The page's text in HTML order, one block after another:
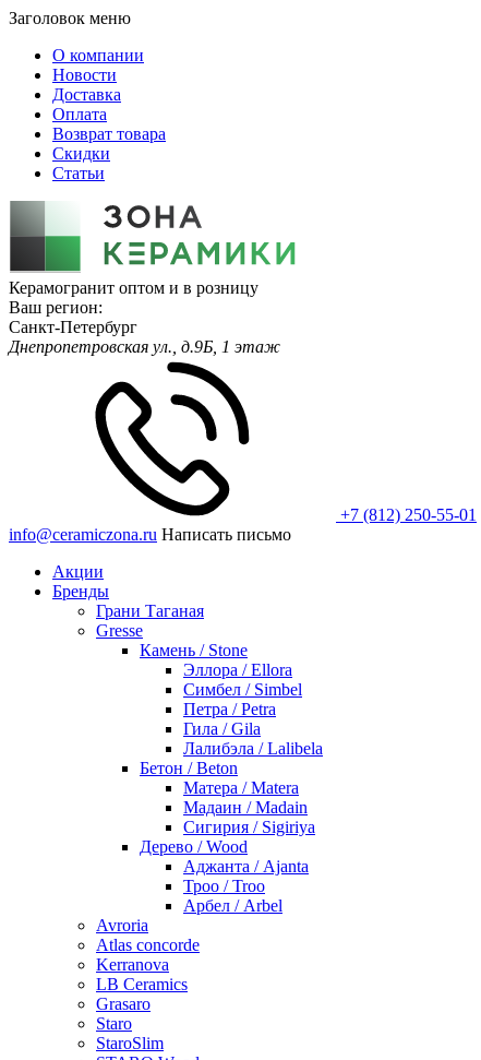
Заголовок меню
О компании
Новости
Доставка
Оплата
Возврат товара
Скидки
Статьи
Керамогранит оптом и в розницу
Ваш регион:
Санкт-Петербург
Днепропетровская ул., д.9Б, 1 этаж
+7 (812) 250-55-01
info@ceramiczona.ru Написать письмо
Акции
Бренды
Грани Таганая
Gresse
Камень / Stone
Эллора / Ellora
Симбел / Simbel
Петра / Petra
Гила / Gila
Лалибэла / Lalibela
Бетон / Beton
Матера / Matera
Мадаин / Madain
Сигирия / Sigiriya
Дерево / Wood
Аджанта / Ajanta
Троо / Troo
Арбел / Arbel
Avroria
Atlas concorde
Kerranova
LB Ceramics
Grasaro
Staro
StaroSlim